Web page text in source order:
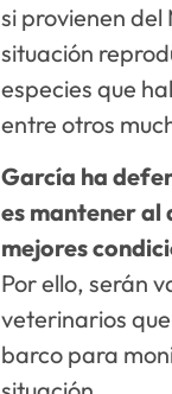
si provienen
situación
especies que
entre otros
García ha
es mantener al
mejores
Por ello, serán
veterinarios
barco para